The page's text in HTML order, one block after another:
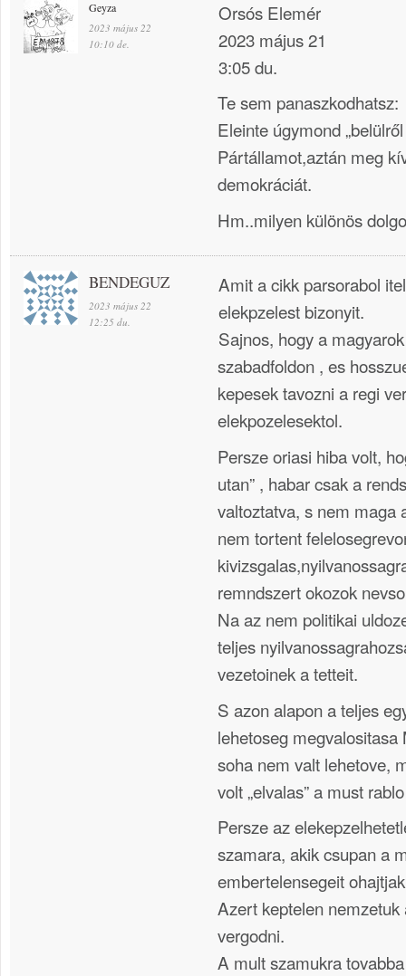
Geyza
2023 május 22
10:10 de.
Orsós Elemér
2023 május 21
3:05 du.
Te sem panaszkodhatsz:
Eleinte úgymond
Pártállamot,aztán meg
demokráciát.
Hm..milyen különös
BENDEGUZ
2023 május 22
12:25 du.
Amit a cikk parsorabol
elekpzelest bizonyit.
Sajnos, hogy a
szabadfoldon , es
kepesek tavozni a regi
elekpozelesektol.
Persze oriasi hiba volt,
utan” , habar csak a
valtoztatva, s nem maga
nem tortent
remndszert okozok
Na az nem politikai
teljes
vezetoinek a tetteit.
S azon alapon a teljes
lehetoseg
soha nem valt lehetove,
volt „elvalas” a must
Persze az
szamara, akik csupan a
embertelensegeit
Azert keptelen nemzetuk
vergodni.
A mult szamukra